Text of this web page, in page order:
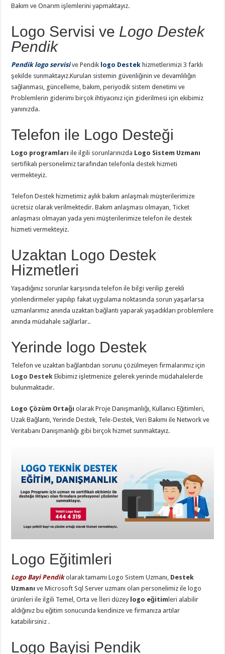
Bakım ve Onarım işlemlerini yapmaktayız.
Logo Servisi ve Logo Destek
Pendik
Pendik logo servisive Pendik logo Destek hizmetlerimizi 3 farklı
şekilde sunmaktayız.Kurulan sistemin güvenliğinin ve devamlılığın
sağlanması, güncelleme, bakım, periyodik sistem denetimi ve
Problemlerin giderimi birçok ihtiyacınız için giderilmesi için ekibimiz
yanınızda.
Telefon ile Logo Desteği
Logo programları ile ilgili sorunlarınızda Logo Sistem Uzmanı
sertifikalı personelimiz tarafından telefonla destek hizmeti
vermekteyiz.
Telefon Destek hizmetimiz aylık bakım anlaşmalı müşterilerimize
ücretsiz olarak verilmektedir. Bakım anlaşması olmayan, Ticket
anlaşması olmayan yada yeni müşterilerimize telefon ile destek
hizmeti vermekteyiz.
Uzaktan Logo Destek
Hizmetleri
Yaşadığınız sorunlar karşısında telefon ile bilgi verilip gerekli
yönlendirmeler yapılıp fakat uygulama noktasında sorun yaşarlarsa
uzmanlarımız anında uzaktan bağlantı yaparak yaşadıkları problemlere
anında müdahale sağlarlar..
Yerinde logo Destek
Telefon ve uzaktan bağlantıdan sorunu çözülmeyen firmalarımız için
Logo Destek Ekibimiz işletmenize gelerek yerinde müdahalelerde
bulunmaktadır.
Logo Çözüm Ortağı olarak Proje Danışmanlığı, Kullanıcı Eğitimleri,
Uzak Bağlantı, Yerinde Destek, Tele-Destek, Veri Bakımı ile Network ve
Veritabanı Danışmanlığı gibi birçok hizmet sunmaktayız.
Logo Eğitimleri
Logo Bayi Pendikolarak tamamı Logo Sistem Uzmanı, Destek
Uzmanı ve Microsoft Sql Server uzmanı olan personelimiz ile logo
ürünleri ile ilgili Temel, Orta ve İleri düzey logo eğitim leri alabilir
aldığınız bu eğitim sonucunda kendinize ve firmanıza artılar
katabilirsiniz .
Logo Bayisi Pendik